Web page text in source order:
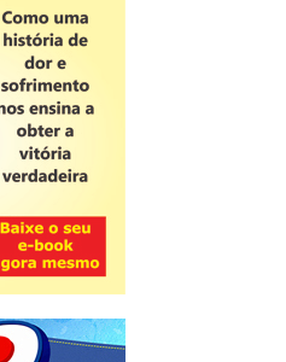
começa a ser emitido